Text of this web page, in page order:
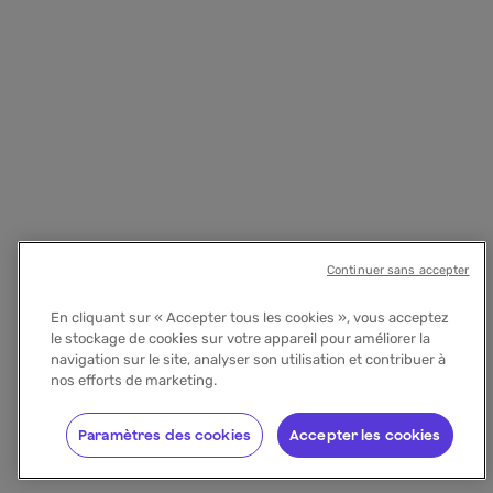
En cliquant sur « Accepter tous les cookies », vous acceptez
le stockage de cookies sur votre appareil pour améliorer la
navigation sur le site, analyser son utilisation et contribuer à
nos efforts de marketing.
Accepter les cookies
Paramètres des cookies
Continuer sans accepter